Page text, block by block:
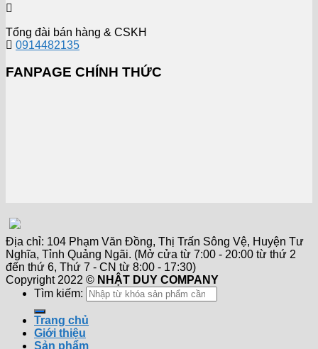
Tổng đài bán hàng & CSKH
0914482135
FANPAGE CHÍNH THỨC
Địa chỉ: 104 Phạm Văn Đồng, Thị Trấn Sông Vệ, Huyện Tư
Nghĩa, Tỉnh Quảng Ngãi. (Mở cửa từ 7:00 - 20:00 từ thứ 2
đến thứ 6, Thứ 7 - CN từ 8:00 - 17:30)
Copyright 2022 © NHẬT DUY COMPANY
Tìm kiếm:
Trang chủ
Giới thiệu
Sản phẩm